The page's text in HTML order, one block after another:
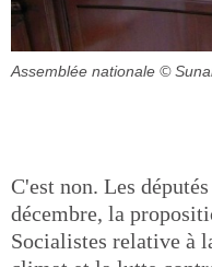
Assemblée nationale ©
C'est non. Les
décembre, la
Socialistes relative à